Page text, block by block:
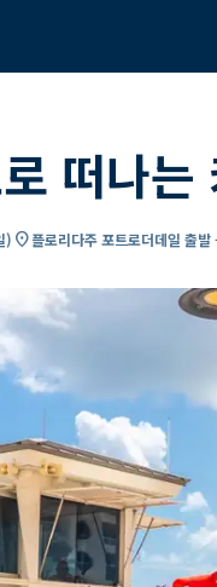
떠나
) location_on플로리다주 포트로더데일 출